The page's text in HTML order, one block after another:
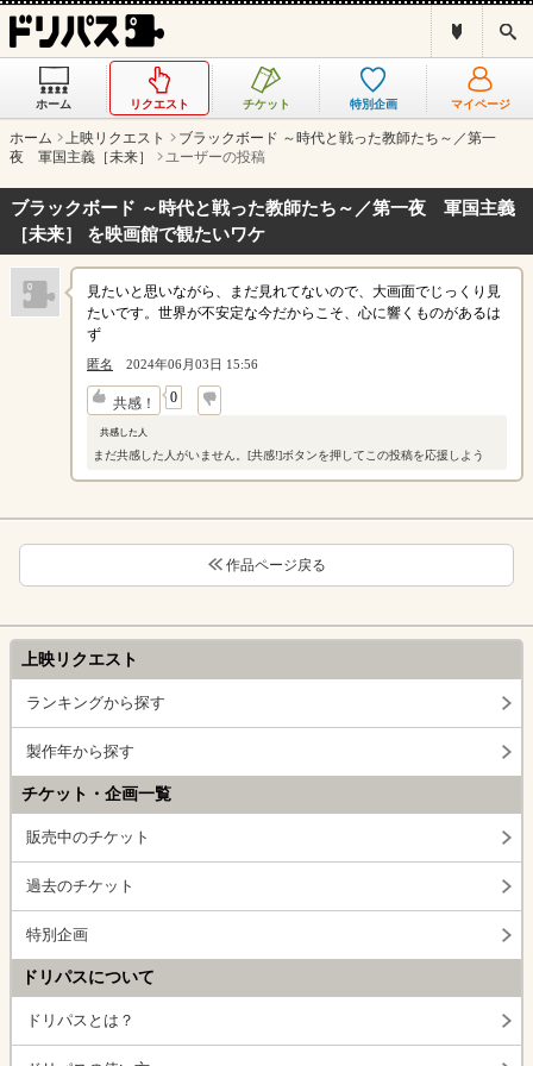
ス
は
？
ホーム リクエスト チケット 特別企画 マイページ
ホーム 上映リクエスト
ブラックボード ～時代と戦った教師たち～／第一
夜 軍国主義［未来］
ユーザーの投稿
ブラックボード ～時代と戦った教師たち～／第一夜 軍国主義
［未来］ を映画館で観たいワケ
見たいと思いながら、まだ見れてないので、大画面でじっくり見
たいです。世界が不安定な今だからこそ、心に響くものがあるは
ず
匿名 2024年06月03日 15:56
共感！ 0
↓
共感した人
まだ共感した人がいません。[共感!]ボタンを押してこの投稿を応援しよう
作品ページ戻る
上映リクエスト
ランキングから探す
製作年から探す
チケット・企画一覧
販売中のチケット
過去のチケット
特別企画
ドリパスについて
ドリパスとは？